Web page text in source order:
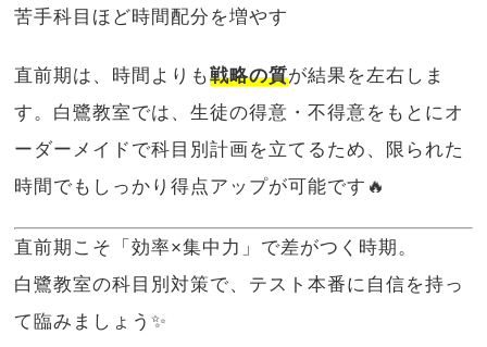
苦手科目ほど時間配分を増やす
直前期は、時間よりも戦略の質が結果を左右しま
す。白鷺教室では、生徒の得意・不得意をもとにオ
ーダーメイドで科目別計画を立てるため、限られた
時間でもしっかり得点アップが可能です🔥
直前期こそ「効率×集中力」で差がつく時期。
白鷺教室の科目別対策で、テスト本番に自信を持っ
て臨みましょう✨